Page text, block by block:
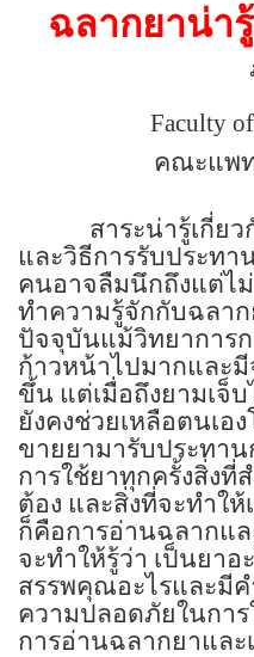
ฉลากยาน่ารู้
Faculty of
คณะแพ
สาระน่ารู้เกี่ย
และวิธีการรับประทา
คนอาจลืมนึกถึงแต่ไม่
ทำความรู้จักกับฉลาก
ปัจจุบันแม้วิทยาการ
ก้าวหน้าไปมากและ
ขึ้น แต่เมื่อถึงยามเจ็
ยังคงช่วยเหลือตนเอ
ขายยามารับประทา
การใช้ยาทุกครั้งสิ่งที่
ต้อง และสิ่งที่จะทำให้
ก็คือการอ่านฉลากแล
จะทำให้รู้ว่า เป็นยาอ
สรรพคุณอะไรและมีค
ความปลอดภัยในกา
การอ่านฉลากยาและ